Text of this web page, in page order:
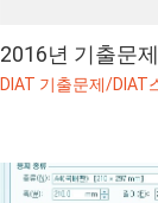
2016년 기출문제